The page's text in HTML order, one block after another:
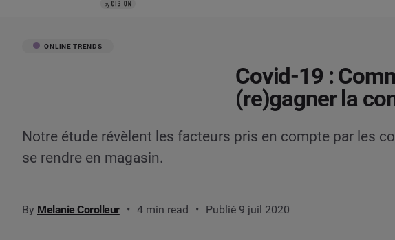
ONLINE TRENDS
Covid-19 :
(re)gagner la
Notre étude révèlent les facteurs pris en compte par les
se rendre en magasin.
By Melanie Corolleur 4 min read Publié 9 juil 2020